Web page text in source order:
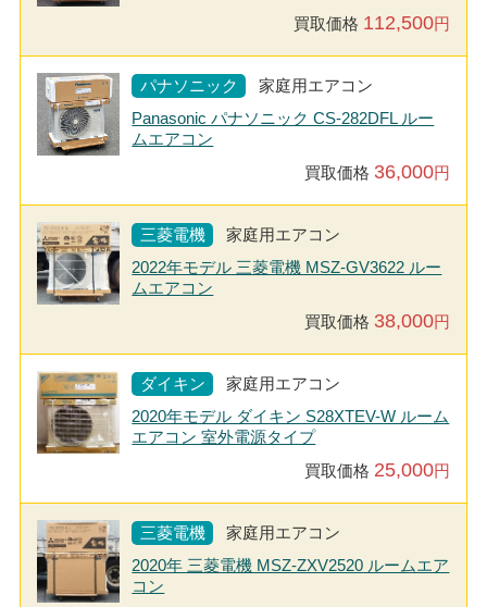
買取価格 112,500円
パナソニック
家庭用エアコン
Panasonic パナソニック CS-282DFL ルー
ムエアコン
買取価格 36,000円
三菱電機
家庭用エアコン
2022年モデル 三菱電機 MSZ-GV3622 ルー
ムエアコン
買取価格 38,000円
ダイキン
家庭用エアコン
2020年モデル ダイキン S28XTEV-W ルーム
エアコン 室外電源タイプ
買取価格 25,000円
三菱電機
家庭用エアコン
2020年 三菱電機 MSZ-ZXV2520 ルームエア
コン